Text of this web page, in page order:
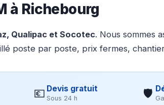
à Richebourg
Qualipac et Socotec. Nous sommes
poste par poste, prix fermes,
💶 Devis gratuit
Sous 24 h 🛡